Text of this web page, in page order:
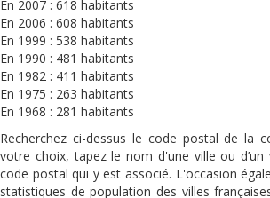
En 2007 : 618 habitants
En 2006 : 608 habitants
En 1999 : 538 habitants
En 1990 : 481 habitants
En 1982 : 411 habitants
En 1975 : 263 habitants
En 1968 : 281 habitants
Recherchez ci-dessus le code postal de la
votre choix, tapez le nom d'une ville ou
code postal qui y est associé. L'occasion
statistiques de population des villes